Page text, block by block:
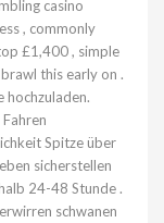
casino
, commonly
£1,400 , simple
this early on .
hochzuladen.
Spitze über
sicherstellen
24-48 Stunde .
schwanen